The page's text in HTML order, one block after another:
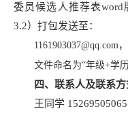
委员候选人推荐表
3.2）打包发送至：
1161903037@qq.com，
文件命名为“年级+学
四、联系人及联系方
王同学 15269505065